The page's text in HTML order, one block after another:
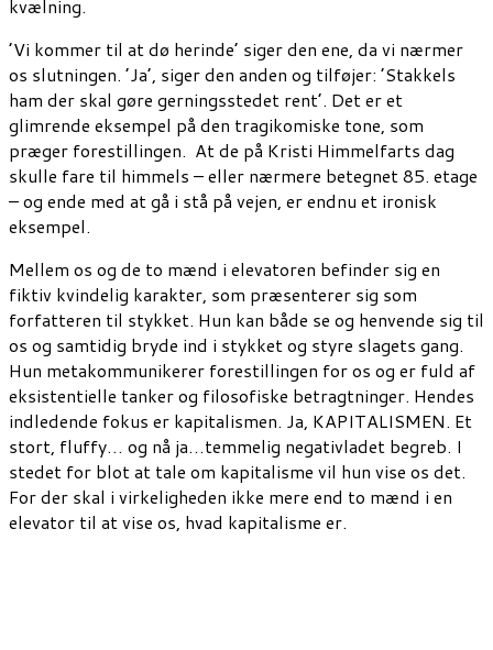
kvælning.
’Vi kommer til at dø herinde’ siger den ene, da vi nærmer
os slutningen. ’Ja’, siger den anden og tilføjer: ’Stakkels
ham der skal gøre gerningsstedet rent’. Det er et
glimrende eksempel på den tragikomiske tone, som
præger forestillingen. At de på Kristi Himmelfarts dag
skulle fare til himmels – eller nærmere betegnet 85. etage
– og ende med at gå i stå på vejen, er endnu et ironisk
eksempel.
Mellem os og de to mænd i elevatoren befinder sig en
fiktiv kvindelig karakter, som præsenterer sig som
forfatteren til stykket. Hun kan både se og henvende sig til
os og samtidig bryde ind i stykket og styre slagets gang.
Hun metakommunikerer forestillingen for os og er fuld af
eksistentielle tanker og filosofiske betragtninger. Hendes
indledende fokus er kapitalismen. Ja, KAPITALISMEN. Et
stort, fluffy… og nå ja…temmelig negativladet begreb. I
stedet for blot at tale om kapitalisme vil hun vise os det.
For der skal i virkeligheden ikke mere end to mænd i en
elevator til at vise os, hvad kapitalisme er.